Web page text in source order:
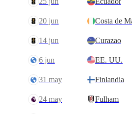
20 jun Costa de
14 jun Curazao
6 jun EE. UU.
31 may Finlandia
24 may Fulham